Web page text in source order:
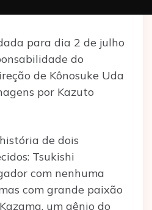
para dia 2 de julho
do
de Kônosuke Uda
por Kazuto
de dois
Tsukishi
com nenhuma
com grande paixão
um gênio do